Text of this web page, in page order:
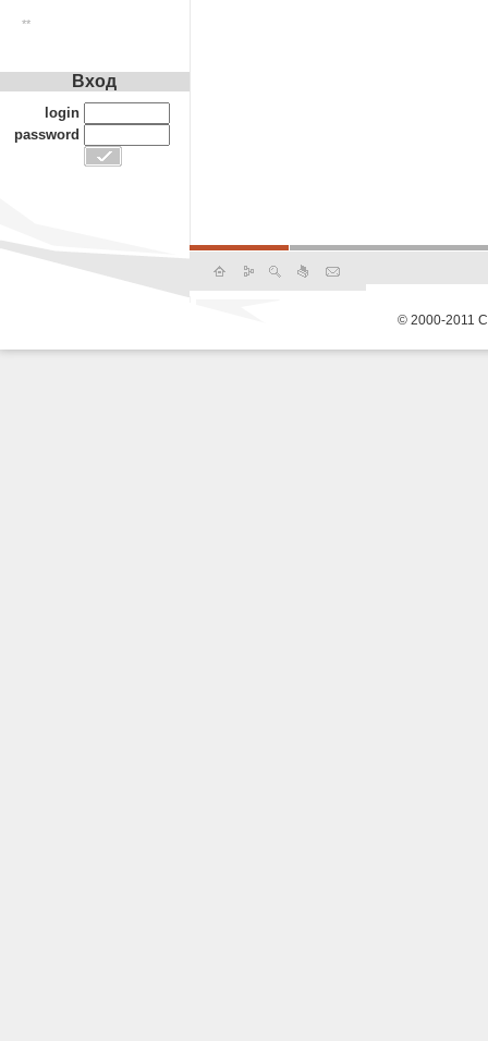
**
Вход
login
password
© 2000-2011